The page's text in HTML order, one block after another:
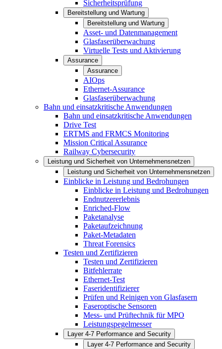
Sicherheitsprüfung
Bereitstellung und Wartung
Bereitstellung und Wartung
Asset- und Datenmanagement
Glasfaserüberwachung
Virtuelle Tests und Aktivierung
Assurance
Assurance
AIOps
Ethernet-Assurance
Glasfaserüberwachung
Bahn und einsatzkritische Anwendungen
Bahn und einsatzkritische Anwendungen
Drive Test
ERTMS and FRMCS Monitoring
Mission Critical Assurance
Railway Cybersecurity
Leistung und Sicherheit von Unternehmensnetzen
Leistung und Sicherheit von Unternehmensnetzen
Einblicke in Leistung und Bedrohungen
Einblicke in Leistung und Bedrohungen
Endnutzererlebnis
Enriched-Flow
Paketanalyse
Paketaufzeichnung
Paket-Metadaten
Threat Forensics
Testen und Zertifizieren
Testen und Zertifizieren
Bitfehlerrate
Ethernet-Test
Faseridentifizierer
Prüfen und Reinigen von Glasfasern
Faseroptische Sensoren
Mess- und Prüftechnik für MPO
Leistungspegelmesser
Layer 4-7 Performance and Security
Layer 4-7 Performance and Security